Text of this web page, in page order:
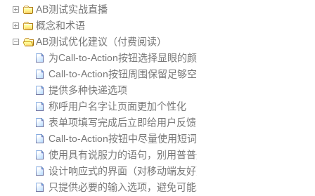
AB测试实战直播
概念和术语
AB测试优化建议（付费阅读）
为Call-to-Action按钮选择显眼的颜色和尺寸
Call-to-Action按钮周围保留足够空白空间
提供多种快递选项
称呼用户名字让页面更加个性化
表单项填写完成后立即给用户反馈
Call-to-Action按钮中尽量使用短词汇
使用具有说服力的语句，别用普普通通的词汇
设计响应式的界面（对移动端友好）
只提供必要的输入选项，避免可能发生的潜在错误